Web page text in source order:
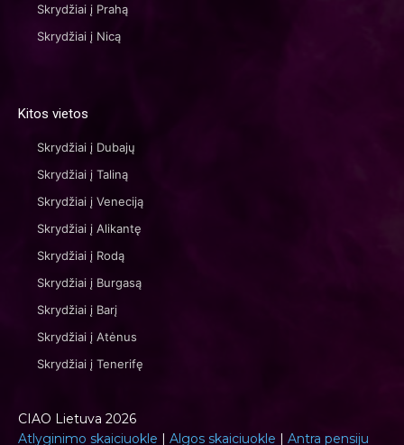
Skrydžiai į Prahą
Skrydžiai į Nicą
Kitos vietos
Skrydžiai į Dubajų
Skrydžiai į Taliną
Skrydžiai į Veneciją
Skrydžiai į Alikantę
Skrydžiai į Rodą
Skrydžiai į Burgasą
Skrydžiai į Barį
Skrydžiai į Atėnus
Skrydžiai į Tenerifę
CIAO Lietuva 2026
Atlyginimo skaiciuokle | Algos skaiciuokle | Antra pensiju